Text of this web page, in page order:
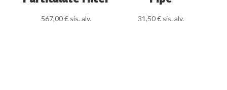
567,00€ sis. alv. 31,50€ sis. alv.